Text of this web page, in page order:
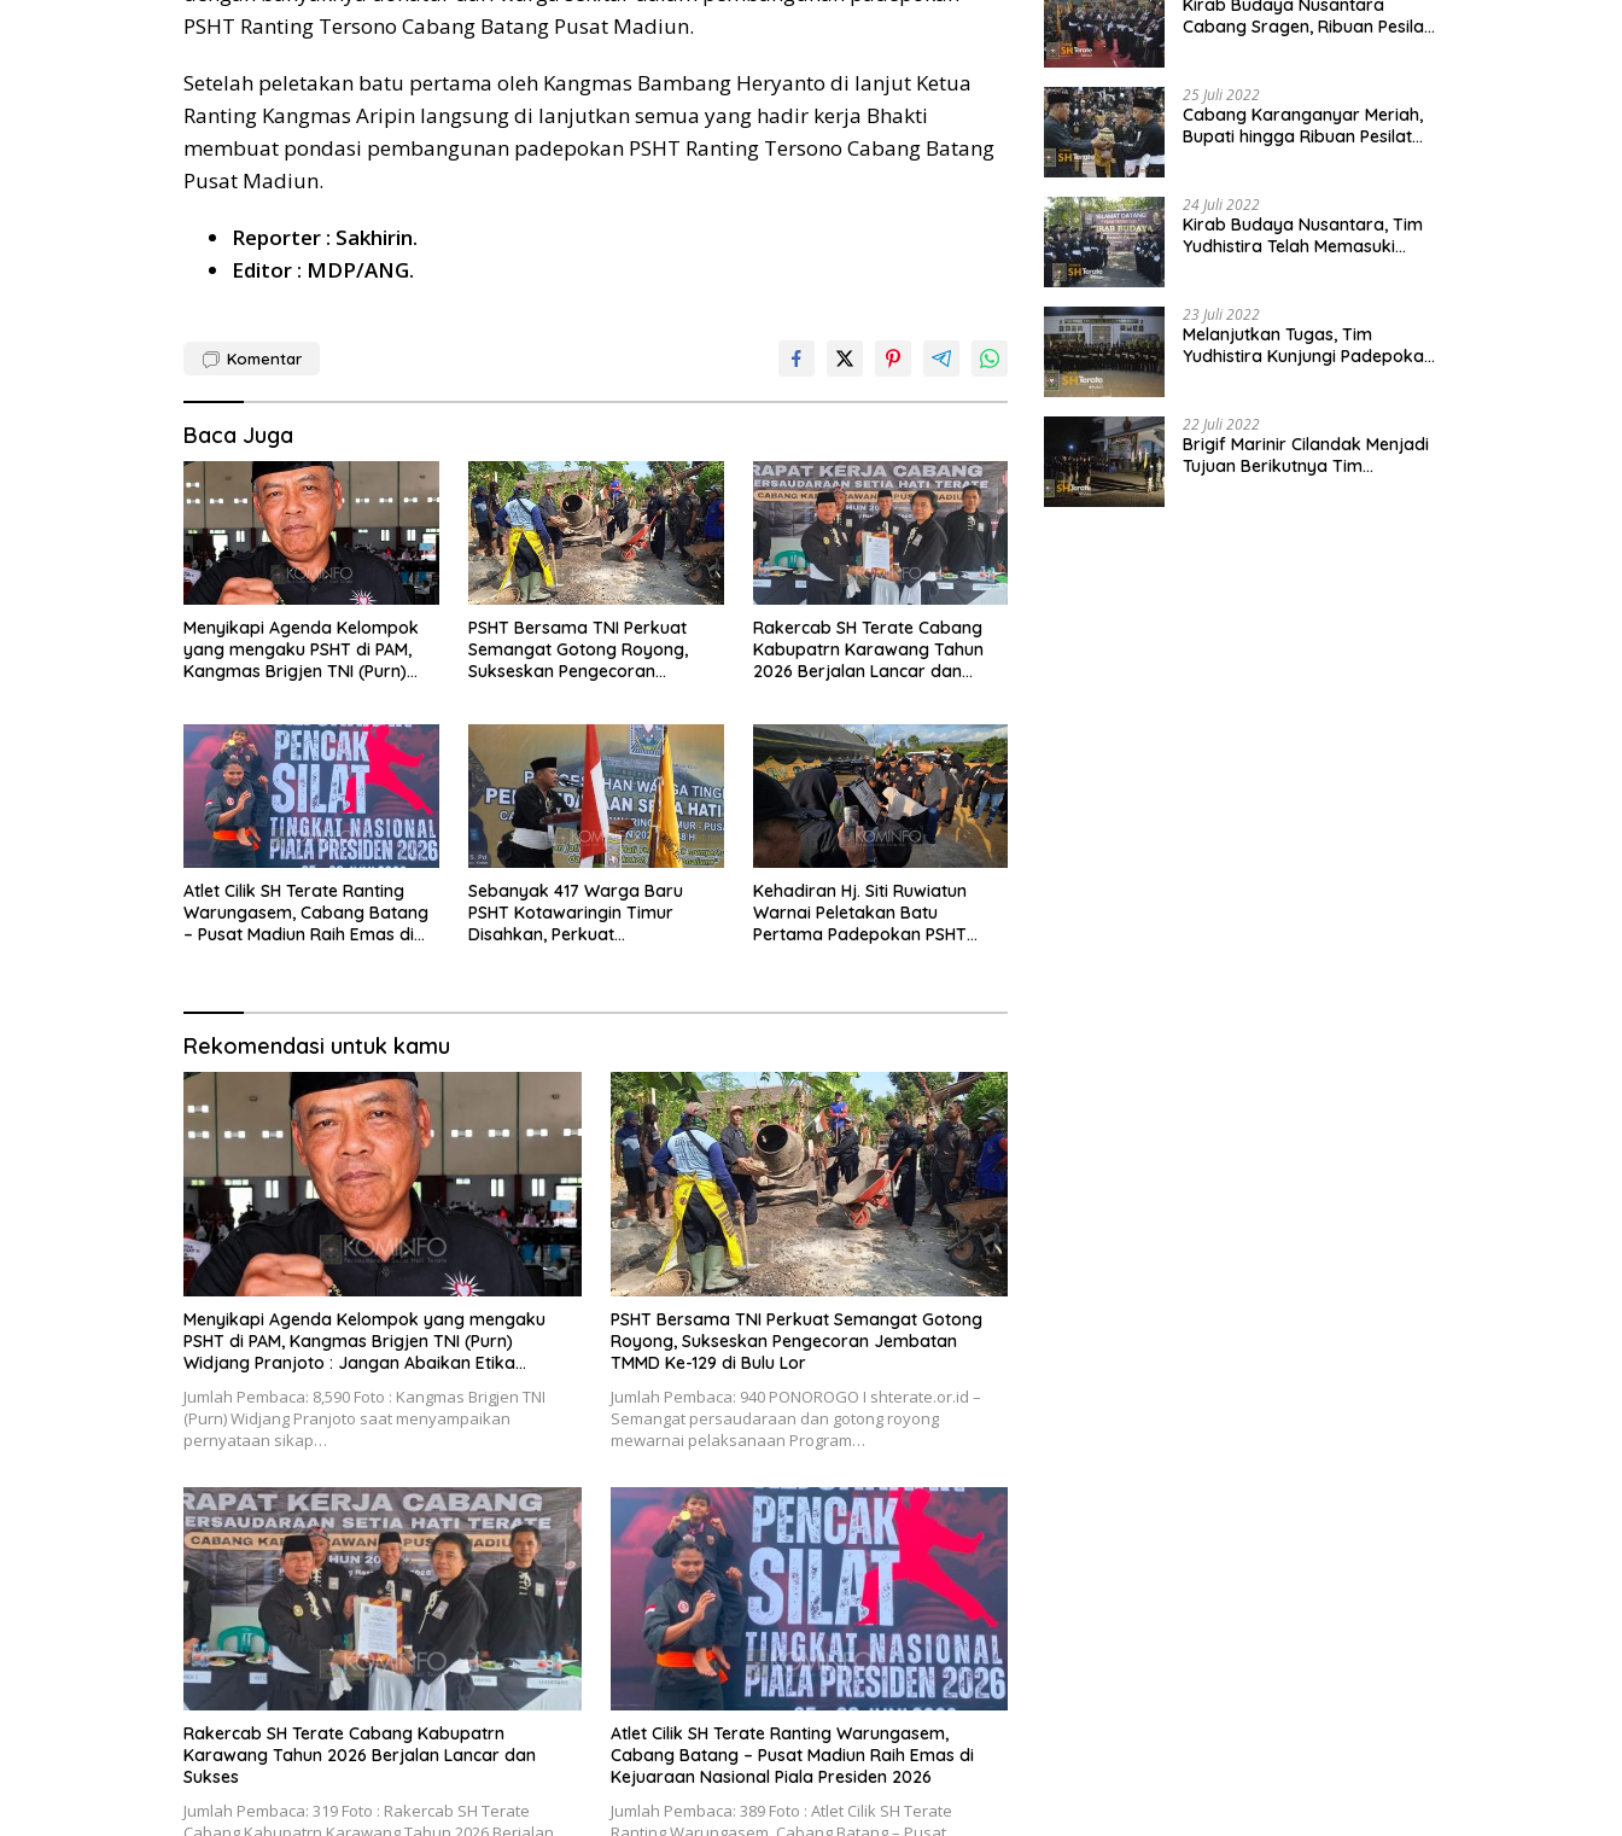
PSHT Ranting Tersono Cabang Batang Pusat Madiun.
Setelah peletakan batu pertama oleh Kangmas Bambang Heryanto di lanjut Ketua
Ranting Kangmas Aripin langsung di lanjutkan semua yang hadir kerja Bhakti
membuat pondasi pembangunan padepokan PSHT Ranting Tersono Cabang Batang
Pusat Madiun.
Reporter : Sakhirin.
Editor : MDP/ANG.
Komentar
Baca Juga
Menyikapi Agenda Kelompok
yang mengaku PSHT di PAM,
Kangmas Brigjen TNI (Purn)
PSHT Bersama TNI Perkuat
Semangat Gotong Royong,
Sukseskan Pengecoran
Rakercab SH Terate Cabang
Kabupatrn Karawang Tahun
2026 Berjalan Lancar dan
Atlet Cilik SH Terate Ranting
Warungasem, Cabang Batang
– Pusat Madiun Raih Emas di
Sebanyak 417 Warga Baru
PSHT Kotawaringin Timur
Disahkan, Perkuat
Kehadiran Hj. Siti Ruwiatun
Warnai Peletakan Batu
Pertama Padepokan PSHT
Rekomendasi untuk kamu
Menyikapi Agenda Kelompok yang mengaku
PSHT di PAM, Kangmas Brigjen TNI (Purn)
Widjang Pranjoto : Jangan Abaikan Etika
Jumlah Pembaca: 8,590 Foto : Kangmas Brigjen TNI
(Purn) Widjang Pranjoto saat menyampaikan
pernyataan sikap…
PSHT Bersama TNI Perkuat Semangat Gotong
Royong, Sukseskan Pengecoran Jembatan
TMMD Ke-129 di Bulu Lor
Jumlah Pembaca: 940 PONOROGO I shterate.or.id –
Semangat persaudaraan dan gotong royong
mewarnai pelaksanaan Program…
Rakercab SH Terate Cabang Kabupatrn
Karawang Tahun 2026 Berjalan Lancar dan
Sukses
Jumlah Pembaca: 319 Foto : Rakercab SH Terate
Atlet Cilik SH Terate Ranting Warungasem,
Cabang Batang – Pusat Madiun Raih Emas di
Kejuaraan Nasional Piala Presiden 2026
Jumlah Pembaca: 389 Foto : Atlet Cilik SH Terate
Cabang Sragen, Ribuan Pesilat
25 Juli 2022
Cabang Karanganyar Meriah,
Bupati hingga Ribuan Pesilat
24 Juli 2022
Kirab Budaya Nusantara, Tim
Yudhistira Telah Memasuki
23 Juli 2022
Melanjutkan Tugas, Tim
Yudhistira Kunjungi Padepokan
22 Juli 2022
Brigif Marinir Cilandak Menjadi
Tujuan Berikutnya Tim